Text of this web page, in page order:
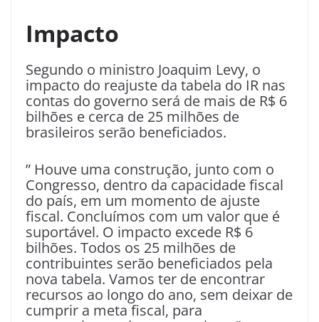
Impacto
Segundo o ministro Joaquim Levy, o
impacto do reajuste da tabela do IR nas
contas do governo será de mais de R$ 6
bilhões e cerca de 25 milhões de
brasileiros serão beneficiados.
” Houve uma construção, junto com o
Congresso, dentro da capacidade fiscal
do país, em um momento de ajuste
fiscal. Concluímos com um valor que é
suportável. O impacto excede R$ 6
bilhões. Todos os 25 milhões de
contribuintes serão beneficiados pela
nova tabela. Vamos ter de encontrar
recursos ao longo do ano, sem deixar de
cumprir a meta fiscal, para